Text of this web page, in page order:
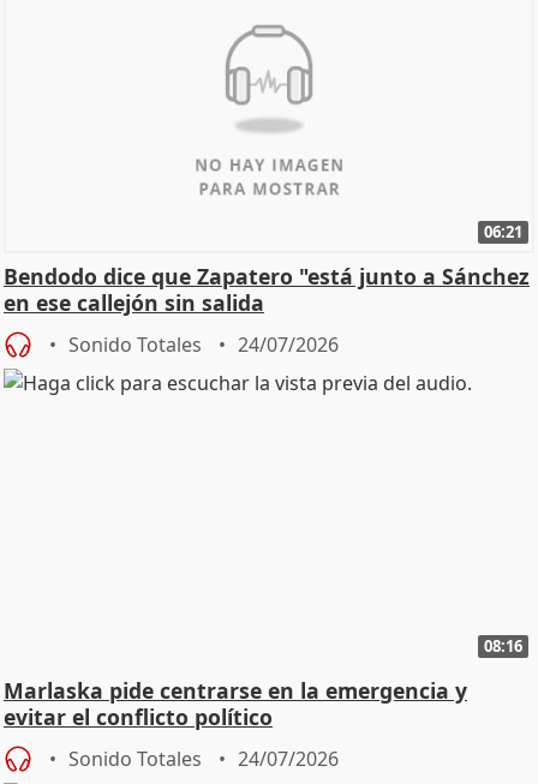
06:21
Bendodo dice que Zapatero "está junto a Sánchez
en ese callejón sin salida
Sonido Totales 24/07/2026
08:16
Marlaska pide centrarse en la emergencia y
evitar el conflicto político
Sonido Totales 24/07/2026